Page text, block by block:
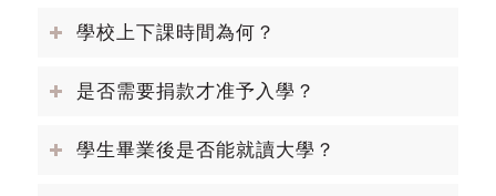
學校上下課時間為何？
是否需要捐款才准予入學？
學生畢業後是否能就讀大學？